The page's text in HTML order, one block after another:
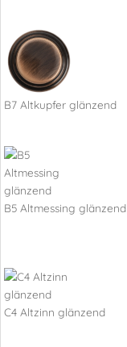
B7 Altkupfer glänzend
B5 Altmessing glänzend
C4 Altzinn glänzend